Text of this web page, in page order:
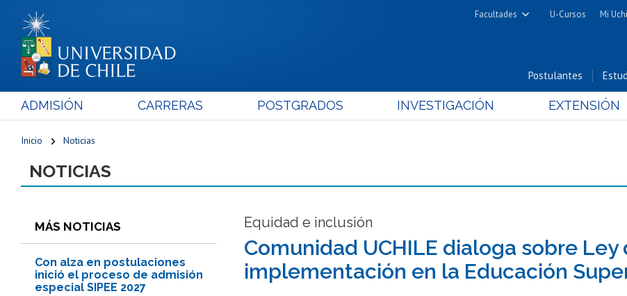
Facultades
Cs. Físicas y Matemáticas
Cs. Químicas y Farmacéuticas
Nutrición y Tecnología de
Alimentos
U-Cursos Mi
Postulantes
ADMISIÓN CARRERAS POSTGRADOS INVESTIGACIÓN EXTENSIÓN
Inicio Noticias
NOTICIAS
MÁS NOTICIAS
Con alza en postulaciones
inició el proceso de admisión
especial SIPEE 2027
Equidad e inclusión
Comunidad UCHILE dialoga sobre Ley
implementación en la Educación